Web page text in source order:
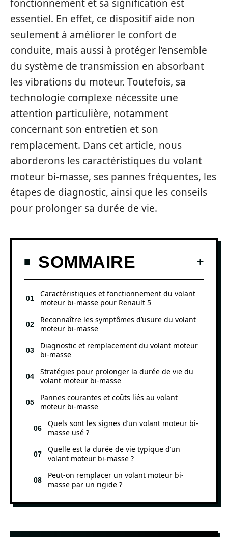
fonctionnement et sa signification est
essentiel. En effet, ce dispositif aide non
seulement à améliorer le confort de
conduite, mais aussi à protéger l’ensemble
du système de transmission en absorbant
les vibrations du moteur. Toutefois, sa
technologie complexe nécessite une
attention particulière, notamment
concernant son entretien et son
remplacement. Dans cet article, nous
aborderons les caractéristiques du volant
moteur bi-masse, ses pannes fréquentes, les
étapes de diagnostic, ainsi que les conseils
pour prolonger sa durée de vie.
SOMMAIRE
Caractéristiques et fonctionnement du volant
moteur bi-masse pour Renault 5
Reconnaître les symptômes d’usure du volant
moteur bi-masse
Diagnostic et remplacement du volant moteur
bi-masse
Stratégies pour prolonger la durée de vie du
volant moteur bi-masse
Pannes courantes et coûts liés au volant
moteur bi-masse
Quels sont les signes d’un volant moteur bi-
masse usé ?
Quelle est la durée de vie typique d’un
volant moteur bi-masse ?
Peut-on remplacer un volant moteur bi-
masse par un rigide ?